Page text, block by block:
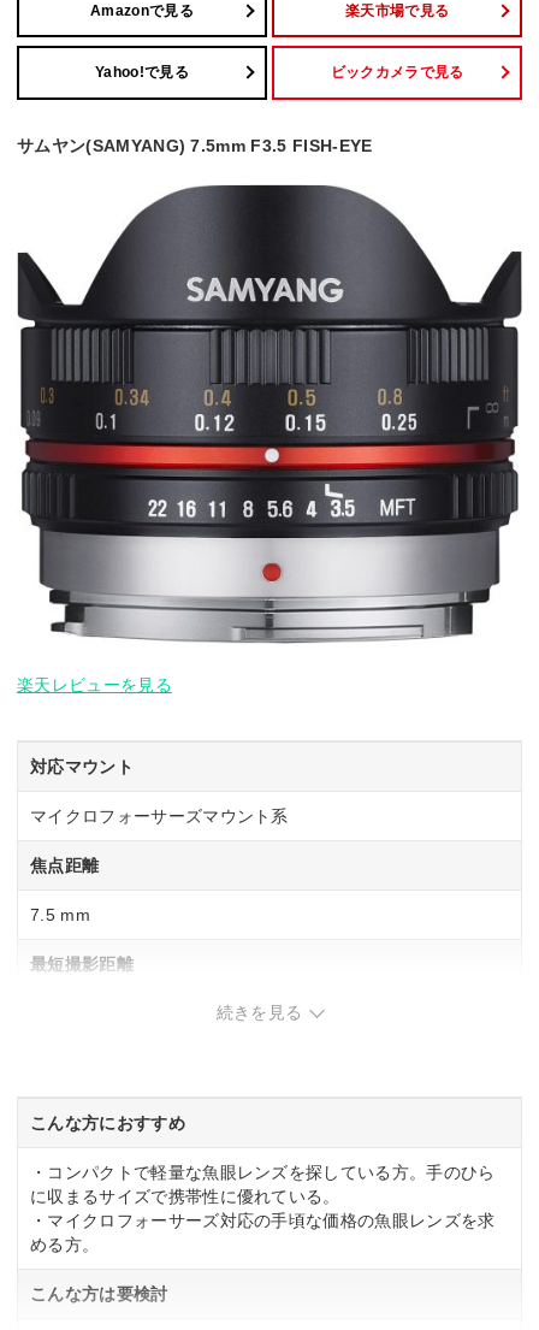
Amazonで見る 楽天市場で見る
Yahoo!で見る ビックカメラで見る
サムヤン(SAMYANG) 7.5mm F3.5 FISH-EYE
楽天レビューを見る
対応マウント
マイクロフォーサーズマウント系
焦点距離
7.5 mm
最短撮影距離
続きを見る
こんな方におすすめ
・コンパクトで軽量な魚眼レンズを探している方。手のひら
に収まるサイズで携帯性に優れている。
・マイクロフォーサーズ対応の手頃な価格の魚眼レンズを求
める方。
こんな方は要検討